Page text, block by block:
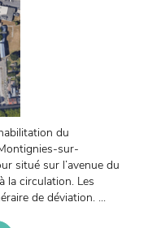
du
sur-
situé sur l’avenue du
la circulation. Les
de déviation. ...